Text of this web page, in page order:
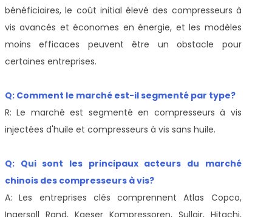
bénéficiaires, le coût initial élevé des compresseurs à
vis avancés et économes en énergie, et les modèles
moins efficaces peuvent être un obstacle pour
certaines entreprises.
Q: Comment le marché est-il segmenté par type?
R: Le marché est segmenté en compresseurs à vis
injectées d'huile et compresseurs à vis sans huile.
Q: Qui sont les principaux acteurs du marché
chinois des compresseurs à vis?
A: Les entreprises clés comprennent Atlas Copco,
Ingersoll Rand, Kaeser Kompressoren, Sullair, Hitachi,